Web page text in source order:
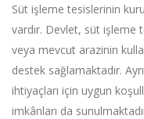
Süt işleme tesislerinin
vardır. Devlet, süt işleme
veya mevcut arazinin
destek sağlamaktadır.
ihtiyaçları için uygun
imkânları da